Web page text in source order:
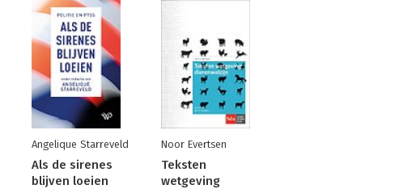
Angelique Starreveld
Als de sirenes
blijven loeien
Noor Evertsen
Teksten
wetgeving